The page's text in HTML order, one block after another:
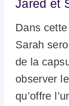
Jared et
Dans
Sarah
de la
observer
qu’offre